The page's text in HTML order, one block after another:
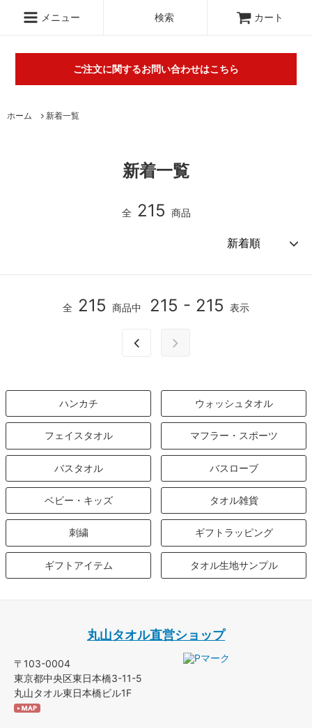
ご注文に関するお問い合わせはこちら
関するご不明な点は（
メニュー 検索 カート
ホーム 新着一覧
新着一覧
全 215 商品
全 215 商品中 215 - 215 表示
ハンカチ ウォッシュタオル
フェイスタオル マフラー・スポーツ
バスタオル バスローブ
ベビー・キッズ タオル雑貨
刺繍 ギフトラッピング
ギフトアイテム タオル生地サンプル
丸山タオル直営ショップ
〒103-0004
東京都中央区東日本橋3-11-5
丸山タオル東日本橋ビル1F